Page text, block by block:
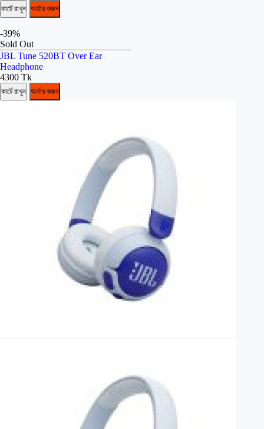
কার্টে রাখুন অর্ডার করুন
-39%
Sold Out
JBL Tune 520BT Over Ear
Headphone
4300 Tk
কার্টে রাখুন অর্ডার করুন